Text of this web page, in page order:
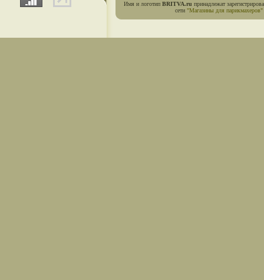
Имя и логотип BRITVA.ru принадлежат
сети "Магазины для парикмахеров"